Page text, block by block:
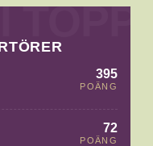
395
POÄNG
72
POÄNG